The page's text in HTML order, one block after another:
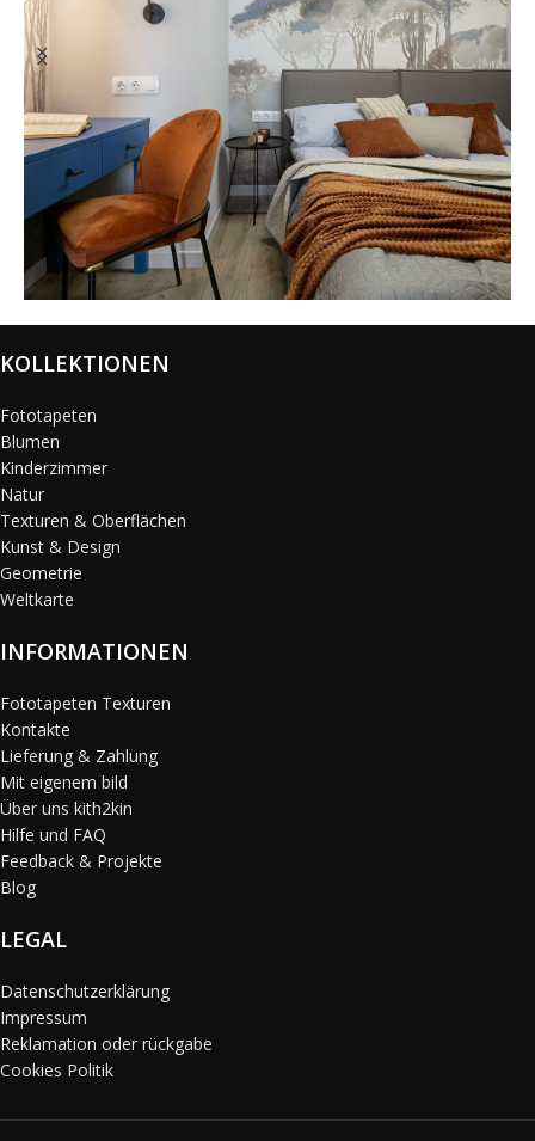
@karols_interiors
KOLLEKTIONEN
Fototapeten
Blumen
Kinderzimmer
Natur
Texturen & Oberflächen
Kunst & Design
Geometrie
Weltkarte
INFORMATIONEN
Fototapeten Texturen
Kontakte
Lieferung & Zahlung
Mit eigenem bild
Über uns kith2kin
Hilfe und FAQ
Feedback & Projekte
Blog
LEGAL
Datenschutzerklärung
Impressum
Reklamation oder rückgabe
Cookies Politik